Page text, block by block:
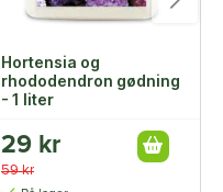
Hortensia og
rhododendron gødning
- 1 liter
29 kr
59 kr